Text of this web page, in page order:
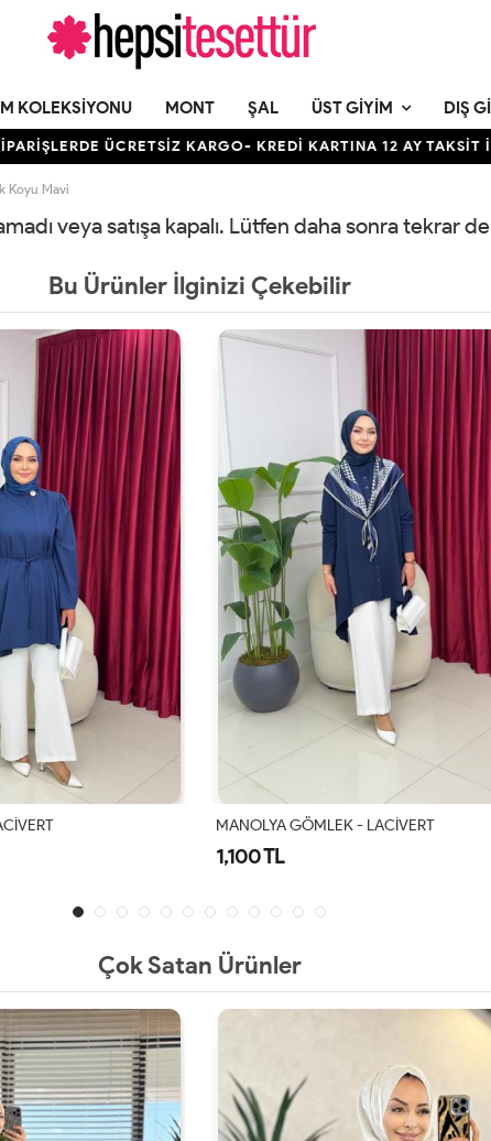
KOLEKSIYONU MONT ŞAL ÜST GIYIM DIŞ
ÜCRETSİZ KARGO- KREDİ KARTINA 12 AY TAKSİT
Koyu Mavi
veya satışa kapalı. Lütfen daha sonra tekrar
Bu Ürünler İlginizi Çekebilir
MANOLYA GÖMLEK - LACİVERT
1,100 TL
Çok Satan Ürünler